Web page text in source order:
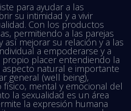
para ayudar a las
su intimidad y a vivir
Con los productos
permitiendo a las parejas
así mejorar su relación y a las
a empoderarse y a
propio placer entendiendo la
natural e importante
general (well being),
mental y emocional del
la sexualidad es un área
la expresión humana